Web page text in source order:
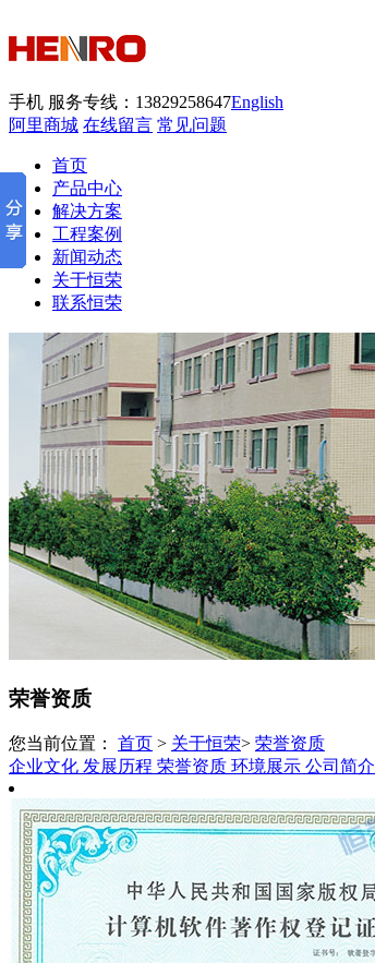
手机 服务专线：13829258647English
阿里商城 在线留言 常见问题
首页
产品中心
解决方案
工程案例
新闻动态
关于恒荣
联系恒荣
荣誉资质
您当前位置： 首页 > 关于恒荣> 荣誉资质
企业文化 发展历程 荣誉资质 环境展示 公司简介